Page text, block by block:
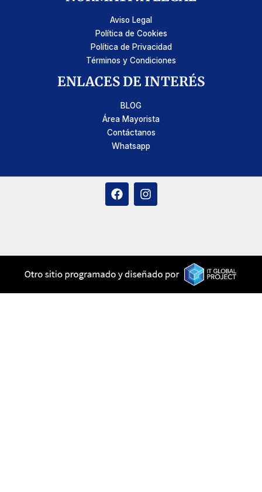
Aviso Legal
Política de Cookies
Política de Privacidad
Términos y Condiciones
ENLACES DE INTERÉS
BLOG
Área Mayorista
Contáctanos
Whatsapp
F
a
o
k
I
n
r
a
m